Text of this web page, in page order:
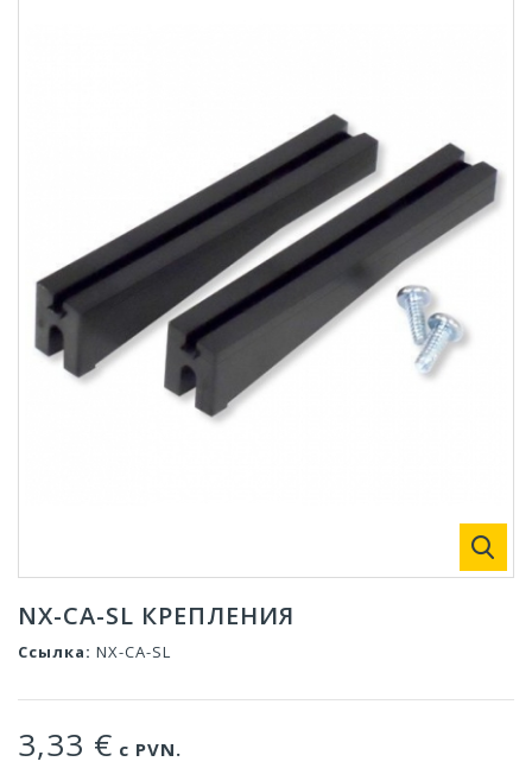
NX-CA-SL КРЕПЛЕНИЯ
Ссылка: NX-CA-SL
3,33 € с PVN.